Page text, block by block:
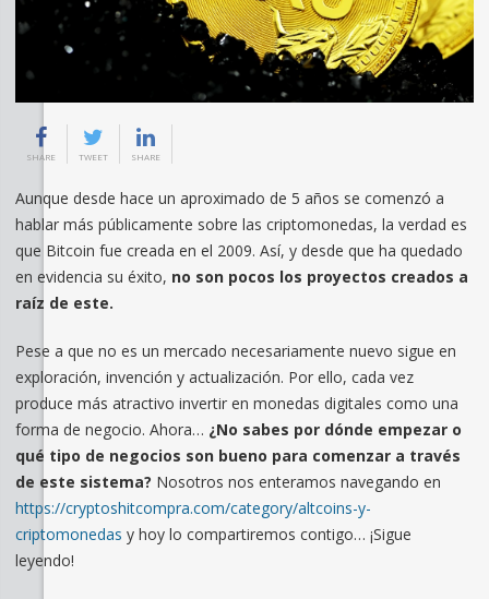
SHARE TWEET SHARE
Aunque desde hace un aproximado de 5 años se comenzó a
hablar más públicamente sobre las criptomonedas, la verdad es
que Bitcoin fue creada en el 2009. Así, y desde que ha quedado
en evidencia su éxito, no son pocos los proyectos creados a
raíz de este.
Pese a que no es un mercado necesariamente nuevo sigue en
exploración, invención y actualización. Por ello, cada vez
produce más atractivo invertir en monedas digitales como una
forma de negocio. Ahora… ¿No sabes por dónde empezar o
qué tipo de negocios son bueno para comenzar a través
de este sistema? Nosotros nos enteramos navegando en
https://cryptoshitcompra.com/category/altcoins-y-
criptomonedas y hoy lo compartiremos contigo… ¡Sigue
leyendo!